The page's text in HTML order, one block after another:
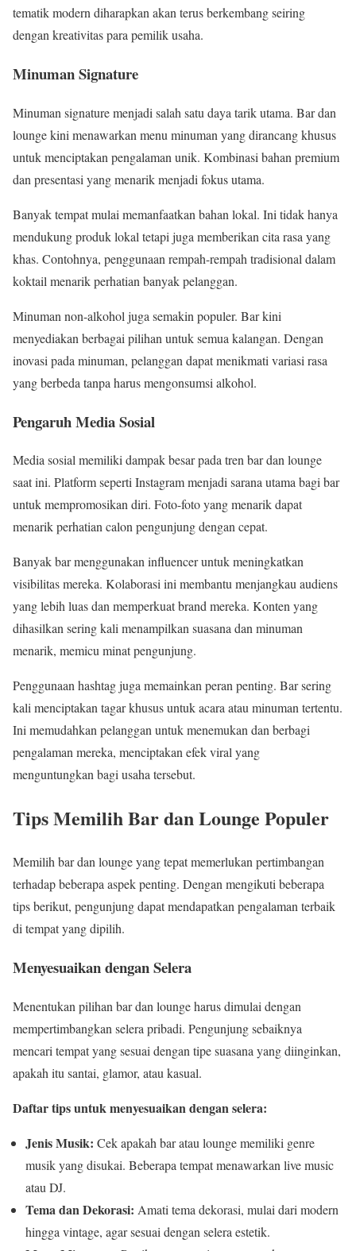
tematik modern diharapkan akan terus berkembang seiring
dengan kreativitas para pemilik usaha.
Minuman Signature
Minuman signature menjadi salah satu daya tarik utama. Bar dan
lounge kini menawarkan menu minuman yang dirancang khusus
untuk menciptakan pengalaman unik. Kombinasi bahan premium
dan presentasi yang menarik menjadi fokus utama.
Banyak tempat mulai memanfaatkan bahan lokal. Ini tidak hanya
mendukung produk lokal tetapi juga memberikan cita rasa yang
khas. Contohnya, penggunaan rempah-rempah tradisional dalam
koktail menarik perhatian banyak pelanggan.
Minuman non-alkohol juga semakin populer. Bar kini
menyediakan berbagai pilihan untuk semua kalangan. Dengan
inovasi pada minuman, pelanggan dapat menikmati variasi rasa
yang berbeda tanpa harus mengonsumsi alkohol.
Pengaruh Media Sosial
Media sosial memiliki dampak besar pada tren bar dan lounge
saat ini. Platform seperti Instagram menjadi sarana utama bagi bar
untuk mempromosikan diri. Foto-foto yang menarik dapat
menarik perhatian calon pengunjung dengan cepat.
Banyak bar menggunakan influencer untuk meningkatkan
visibilitas mereka. Kolaborasi ini membantu menjangkau audiens
yang lebih luas dan memperkuat brand mereka. Konten yang
dihasilkan sering kali menampilkan suasana dan minuman
menarik, memicu minat pengunjung.
Penggunaan hashtag juga memainkan peran penting. Bar sering
kali menciptakan tagar khusus untuk acara atau minuman tertentu.
Ini memudahkan pelanggan untuk menemukan dan berbagi
pengalaman mereka, menciptakan efek viral yang
menguntungkan bagi usaha tersebut.
Tips Memilih Bar dan Lounge Populer
Memilih bar dan lounge yang tepat memerlukan pertimbangan
terhadap beberapa aspek penting. Dengan mengikuti beberapa
tips berikut, pengunjung dapat mendapatkan pengalaman terbaik
di tempat yang dipilih.
Menyesuaikan dengan Selera
Menentukan pilihan bar dan lounge harus dimulai dengan
mempertimbangkan selera pribadi. Pengunjung sebaiknya
mencari tempat yang sesuai dengan tipe suasana yang diinginkan,
apakah itu santai, glamor, atau kasual.
Daftar tips untuk menyesuaikan dengan selera:
Jenis Musik: Cek apakah bar atau lounge memiliki genre
musik yang disukai. Beberapa tempat menawarkan live music
atau DJ.
Tema dan Dekorasi: Amati tema dekorasi, mulai dari modern
hingga vintage, agar sesuai dengan selera estetik.